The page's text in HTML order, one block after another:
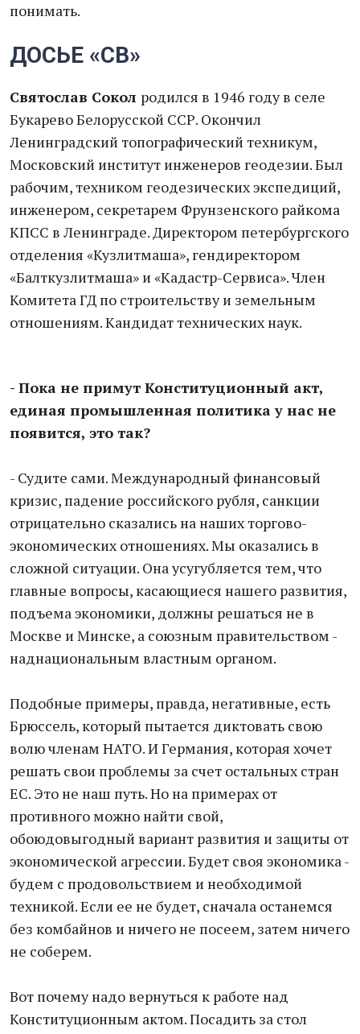
понимать.
ДОСЬЕ «СВ»
Святослав Сокол родился в 1946 году в селе
Букарево Белорусской ССР. Окончил
Ленинградский топографический техникум,
Московский институт инженеров геодезии. Был
рабочим, техником геодезических экспедиций,
инженером, секретарем Фрунзенского райкома
КПСС в Ленинграде. Директором петербургского
отделения «Кузлитмаша», гендиректором
«Балткузлитмаша» и «Кадастр-Сервиса». Член
Комитета ГД по строительству и земельным
отношениям. Кандидат технических наук.
- Пока не примут Конституционный акт,
единая промышленная политика у нас не
появится, это так?
- Судите сами. Международный финансовый
кризис, падение российского рубля, санкции
отрицательно сказались на наших торгово-
экономических отношениях. Мы оказались в
сложной ситуации. Она усугубляется тем, что
главные вопросы, касающиеся нашего развития,
подъема экономики, должны решаться не в
Москве и Минске, а союзным правительством -
наднациональным властным органом.
Подобные примеры, правда, негативные, есть
Брюссель, который пытается диктовать свою
волю членам НАТО. И Германия, которая хочет
решать свои проблемы за счет остальных стран
ЕС. Это не наш путь. Но на примерах от
противного можно найти свой,
обоюдовыгодный вариант развития и защиты от
экономической агрессии. Будет своя экономика -
будем с продовольствием и необходимой
техникой. Если ее не будет, сначала останемся
без комбайнов и ничего не посеем, затем ничего
не соберем.
Вот почему надо вернуться к работе над
Конституционным актом. Посадить за стол